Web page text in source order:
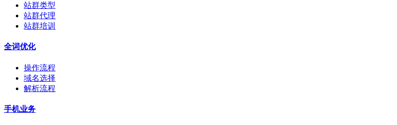
站群类型
站群代理
站群培训
全词优化
操作流程
域名选择
解析流程
手机业务